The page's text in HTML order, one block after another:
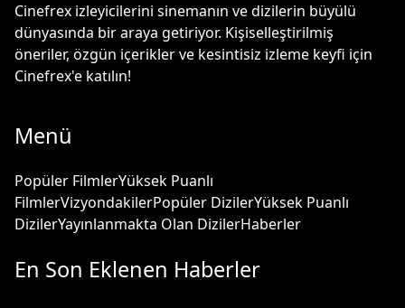
Cinefrex izleyicilerini sinemanın ve dizilerin büyülü
dünyasında bir araya getiriyor. Kişiselleştirilmiş
öneriler, özgün içerikler ve kesintisiz izleme keyfi için
Cinefrex'e katılın!
Menü
Popüler FilmlerYüksek Puanlı
FilmlerVizyondakilerPopüler DizilerYüksek Puanlı
DizilerYayınlanmakta Olan DizilerHaberler
En Son Eklenen Haberler